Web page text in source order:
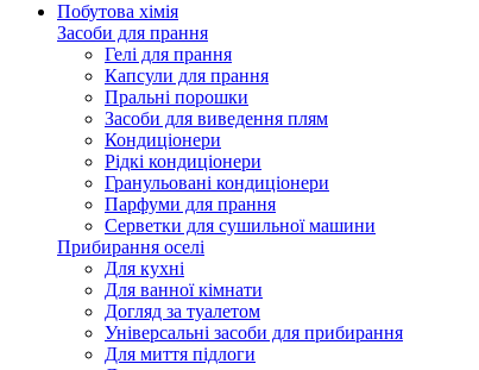
Побутова хімія
Засоби для прання
Гелі для прання
Капсули для прання
Пральні порошки
Засоби для виведення плям
Кондиціонери
Рідкі кондиціонери
Гранульовані кондиціонери
Парфуми для прання
Серветки для сушильної машини
Прибирання оселі
Для кухні
Для ванної кімнати
Догляд за туалетом
Універсальні засоби для прибирання
Для миття підлоги